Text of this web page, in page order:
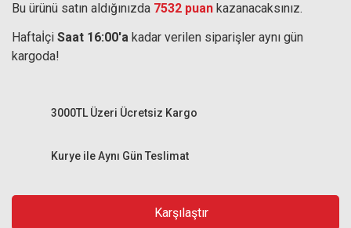
Bu ürünü satın aldığınızda 7532 puan kazanacaksınız.
Haftaİçi Saat 16:00'a kadar verilen siparişler aynı gün
kargoda!
Kurye ile Aynı Gün Teslimat
3000TL Üzeri Ücretsiz Kargo
Karşılaştır